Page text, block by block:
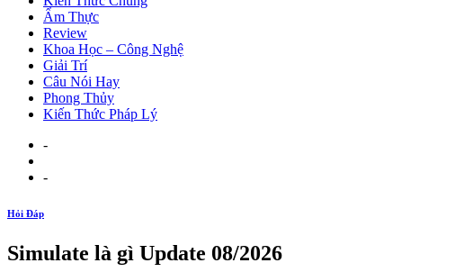
Ẩm Thực
Review
Khoa Học – Công Nghệ
Giải Trí
Câu Nói Hay
Phong Thủy
Kiến Thức Pháp Lý
-
-
Hỏi Đáp
Simulate là gì Update 08/2026